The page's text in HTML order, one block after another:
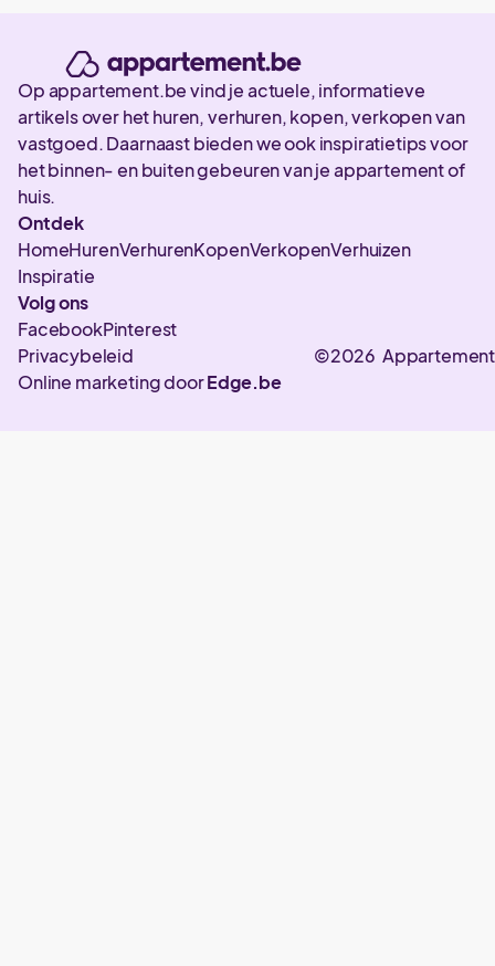
Op appartement.be vind je actuele, informatieve
artikels over het huren, verhuren, kopen, verkopen van
vastgoed. Daarnaast bieden we ook inspiratietips voor
het binnen- en buiten gebeuren van je appartement of
huis.
Ontdek
HomeHurenVerhurenKopenVerkopenVerhuizen
Inspiratie
Volg ons
FacebookPinterest
©2026
Privacybeleid
Online marketing doorEdge.be